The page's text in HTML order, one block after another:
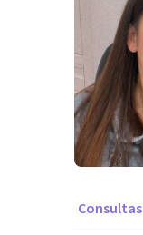
Consultas